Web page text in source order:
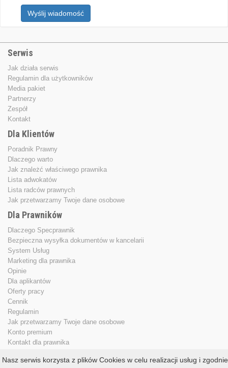
Wyślij wiadomość
Serwis
Jak działa serwis
Regulamin dla użytkowników
Media pakiet
Partnerzy
Zespół
Kontakt
Dla Klientów
Poradnik Prawny
Dlaczego warto
Jak znależć właściwego prawnika
Lista adwokatów
Lista radców prawnych
Jak przetwarzamy Twoje dane osobowe
Dla Prawników
Dlaczego Specprawnik
Bezpieczna wysyłka dokumentów w kancelarii
System Usług
Marketing dla prawnika
Opinie
Dla aplikantów
Oferty pracy
Cennik
Regulamin
Jak przetwarzamy Twoje dane osobowe
Konto premium
Kontakt dla prawnika
Copyright © 2013 - 2026specprawnik.pl
Nasz serwis korzysta z plików Cookies w celu realizacji usług i